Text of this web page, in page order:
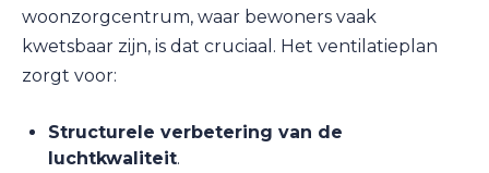
woonzorgcentrum, waar bewoners vaak
kwetsbaar zijn, is dat cruciaal. Het ventilatieplan
zorgt voor:
Structurele verbetering van de
luchtkwaliteit.